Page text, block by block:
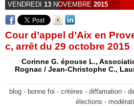
VENDREDI 13 NOVEMBRE 2015
Cour d’appel d’Aix en
c, arrêt du 29 octobre 2015
Corinne G. épouse L.,
Rognac / Jean-Christophe C.,
blog - bonne foi - critères - diffamation -
élections -